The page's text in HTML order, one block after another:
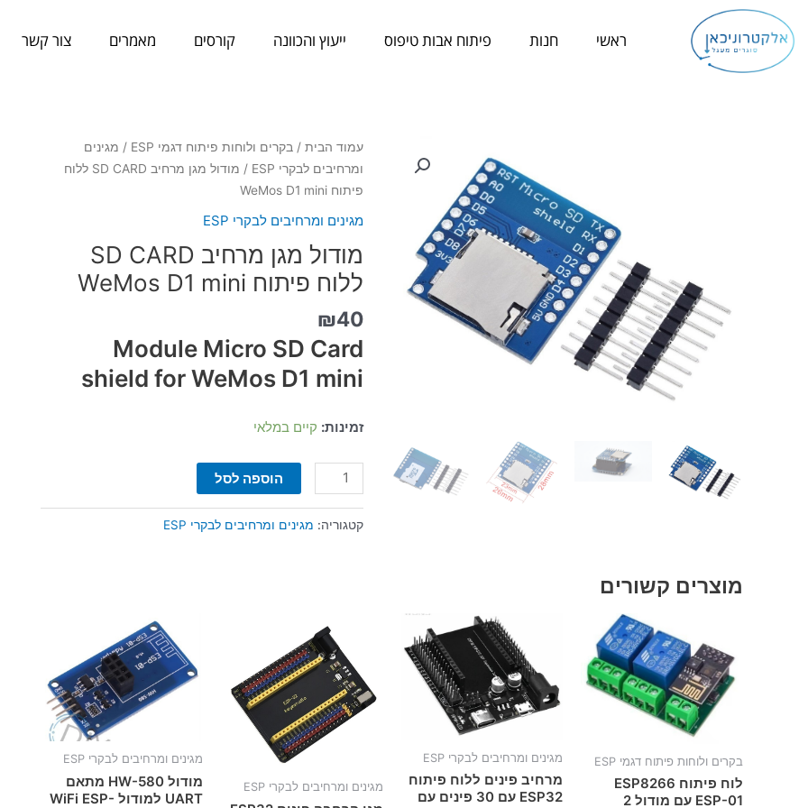
לתוכן
ראשי חנות פיתוח אבות טיפוס ייעוץ והכוונה קורסים מאמרים צור קשר
עמוד הבית/ בקרים ולוחות פיתוח דגמי ESP / מגינים
ומרחיבים לבקרי ESP
/ מודול מגן מרחיב SD CARD ללוח
פיתוח WeMos D1 mini
מגינים ומרחיבים לבקרי ESP
מודול מגן מרחיב SD CARD
ללוח פיתוח WeMos D1 mini
₪40
Module Micro SD Card
shield for WeMos D1 mini
זמינות: קיים במלאי
כמות
של
מודול
SD
CARD
ללוח
פיתוח
WeMos
D1
mini
הוספה לסל
קטגוריה: מגינים ומרחיבים לבקרי ESP
מוצרים קשורים
בקרים ולוחות פיתוח דגמי ESP
לוח פיתוח ESP8266
ESP-01 עם מודול 2
מגינים ומרחיבים לבקרי ESP
מרחיב פינים ללוח פיתוח
ESP32 עם 30 פינים עם
מגינים ומרחיבים לבקרי ESP
מגינים ומרחיבים לבקרי ESP
מודול HW-580 מתאם
UART למודול WiFi ESP-